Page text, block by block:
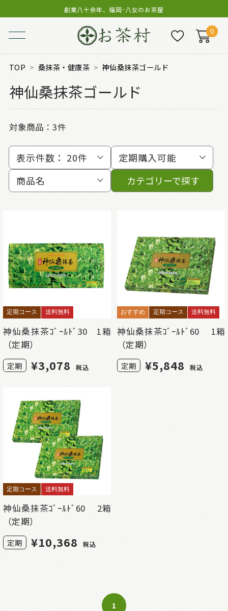
創業八十余年、福岡･八女のお茶屋
0
TOP 桑抹茶・健康茶 神仙桑抹茶ゴールド
神仙桑抹茶ゴールド
対象商品： 3件
表示件数： 20件
定期購入可能
商品名
カテゴリーで探す
定期コース 送料無料
神仙桑抹茶ｺﾞｰﾙﾄﾞ30 1箱
（定期）
定期 ¥3,078 税込
おすすめ 定期コース 送料無料
神仙桑抹茶ｺﾞｰﾙﾄﾞ60 1箱
（定期）
定期 ¥5,848 税込
定期コース 送料無料
神仙桑抹茶ｺﾞｰﾙﾄﾞ60 2箱
（定期）
定期 ¥10,368 税込
1